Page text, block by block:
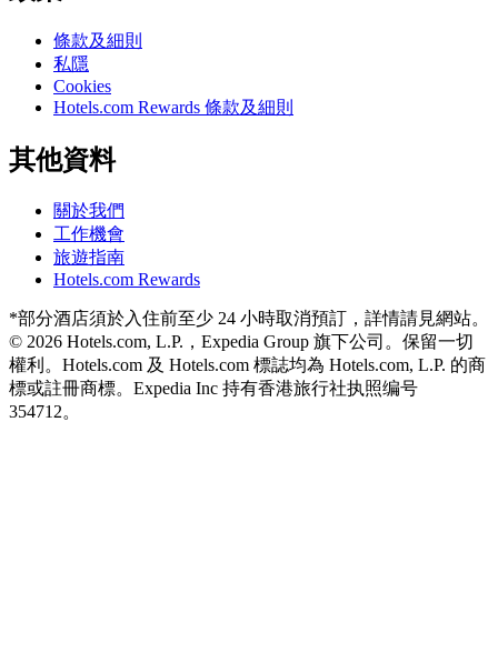
條款及細則
私隱
Cookies
Hotels.com Rewards 條款及細則
其他資料
關於我們
工作機會
旅遊指南
Hotels.com Rewards
*部分酒店須於入住前至少 24 小時取消預訂，詳情請見網站。
© 2026 Hotels.com, L.P.，Expedia Group 旗下公司。保留一切
權利。Hotels.com 及 Hotels.com 標誌均為 Hotels.com, L.P. 的商
標或註冊商標。 Expedia Inc 持有香港旅行社执照编号
354712。